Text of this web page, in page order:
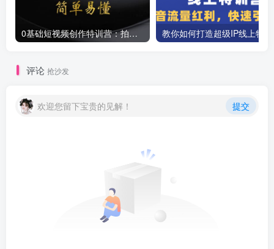
0基础短视频创作特训营：拍摄+剪辑+创作+变现方法
评论 抢沙发
欢迎您留下宝贵的见解！ 提交